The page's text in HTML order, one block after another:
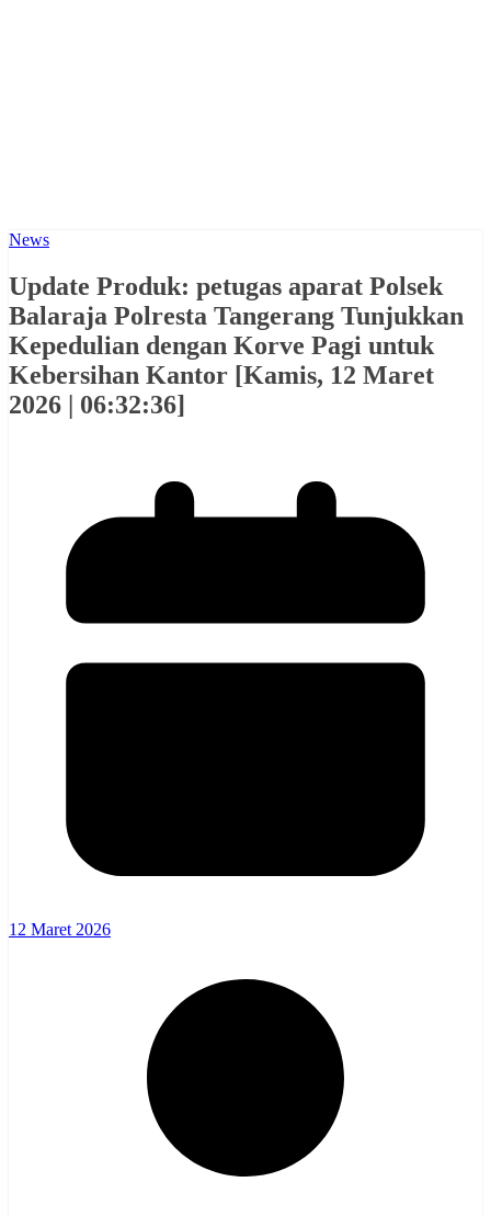
News
Update Produk: petugas aparat Polsek
Balaraja Polresta Tangerang Tunjukkan
Kepedulian dengan Korve Pagi untuk
Kebersihan Kantor [Kamis, 12 Maret
2026 | 06:32:36]
12 Maret 2026